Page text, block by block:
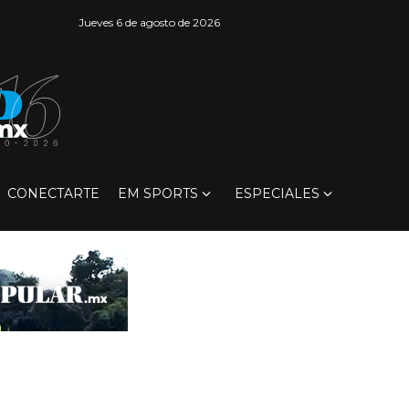
Jueves 6 de agosto de 2026
CONECTARTE EM SPORTS ESPECIALES